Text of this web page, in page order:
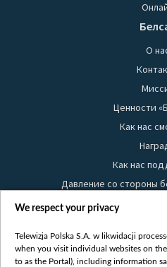
О
Ценности
Как нас
Как нас
Давление со стороны
Правила
We respect your privacy
Telewizja Polska S.A. w likwidacji
when you visit individual websites on
to as the Portal), including information